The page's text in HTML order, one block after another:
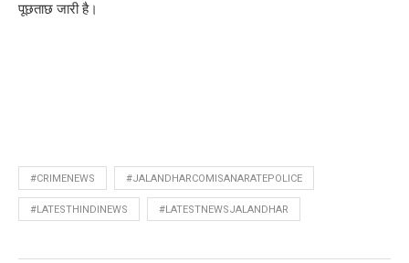
पूछताछ जारी है।
#CRIMENEWS #JALANDHARCOMISANARATEPOLICE
#LATESTHINDINEWS #LATESTNEWSJALANDHAR